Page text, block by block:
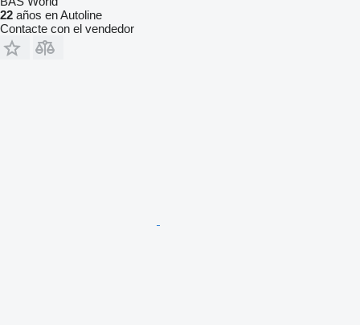
22 años en Autoline
Contacte con el vendedor